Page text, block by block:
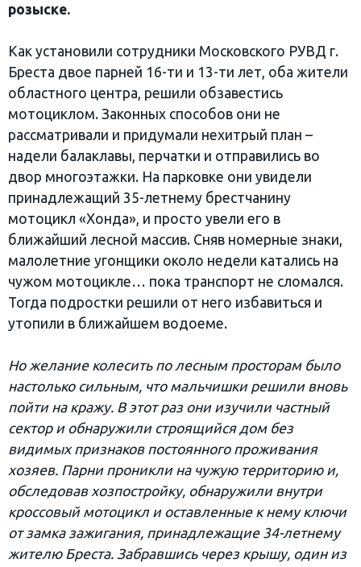
розыске.
Как установили сотрудники Московского РУВД г.
Бреста двое парней 16-ти и 13-ти лет, оба жители
областного центра, решили обзавестись
мотоциклом. Законных способов они не
рассматривали и придумали нехитрый план –
надели балаклавы, перчатки и отправились во
двор многоэтажки. На парковке они увидели
принадлежащий 35-летнему брестчанину
мотоцикл «Хонда», и просто увели его в
ближайший лесной массив. Сняв номерные знаки,
малолетние угонщики около недели катались на
чужом мотоцикле… пока транспорт не сломался.
Тогда подростки решили от него избавиться и
утопили в ближайшем водоеме.
Но желание колесить по лесным просторам было
настолько сильным, что мальчишки решили вновь
пойти на кражу. В этот раз они изучили частный
сектор и обнаружили строящийся дом без
видимых признаков постоянного проживания
хозяев. Парни проникли на чужую территорию и,
обследовав хозпостройку, обнаружили внутри
кроссовый мотоцикл и оставленные к нему ключи
от замка зажигания, принадлежащие 34-летнему
жителю Бреста. Забравшись через крышу, один из